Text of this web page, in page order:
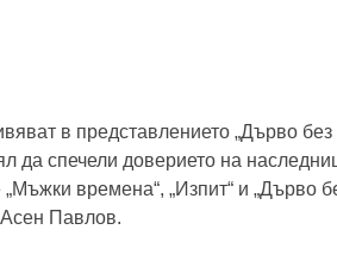
в представлението „Дърво
да спечели доверието на
„Мъжки времена“, „Изпит“ и
Павлов.